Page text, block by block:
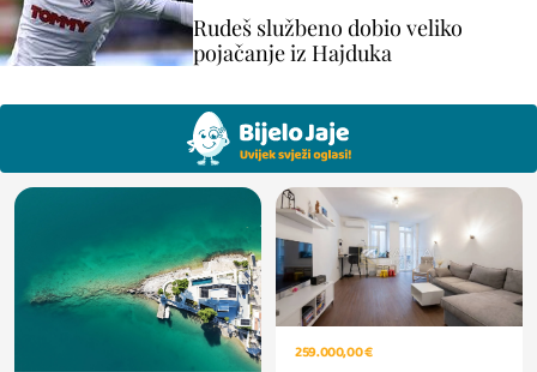
Rudeš službeno dobio veliko
pojačanje iz Hajduka
259.000,00 €